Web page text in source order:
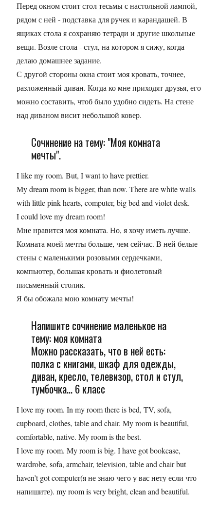
Перед окном стоит стол тесьмы с настольной лампой,
рядом с ней - подставка для ручек и карандашей. В
ящиках стола я сохраняю тетради и другие школьные
вещи. Возле стола - стул, на котором я сижу, когда
делаю домашнее задание.
С другой стороны окна стоит моя кровать, точнее,
разложенный диван. Когда ко мне приходят друзья, его
можно составить, чтоб было удобно сидеть. На стене
над диваном висит небольшой ковер.
Сочинение на тему: "Моя комната
мечты".
I like my room. But, I want to have prettier.
My dream room is bigger, than now. There are white walls
with little pink hearts, computer, big bed and violet desk.
I could love my dream room!
Мне нравится моя комната. Но, я хочу иметь лучше.
Комната моей мечты больше, чем сейчас. В ней белые
стены с маленькими розовыми сердечками,
компьютер, большая кровать и фиолетовый
письменный столик.
Я бы обожала мою комнату мечты!
Напишите сочинение маленькое на
тему: моя комната
Можно рассказать, что в ней есть:
полка с книгами, шкаф для одежды,
диван, кресло, телевизор, стол и стул,
тумбочка... 6 класс
I love my room. In my room there is bed, TV, sofa,
cupboard, clothes, table and chair. My room is beautiful,
comfortable, native. My room is the best.
I love my room. My room is big. I have got bookcase,
wardrobe, sofa, armchair, television, table and chair but
haven’t got computer(я не знаю чего у вас нету если что
напишите). my room is very bright, clean and beautiful.